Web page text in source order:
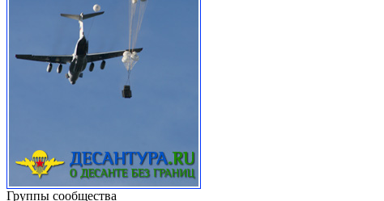
Группы сообщества